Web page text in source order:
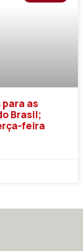
as
Brasil;
feira